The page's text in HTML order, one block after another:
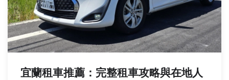
宜蘭租車推薦：完整租車攻略與在地人